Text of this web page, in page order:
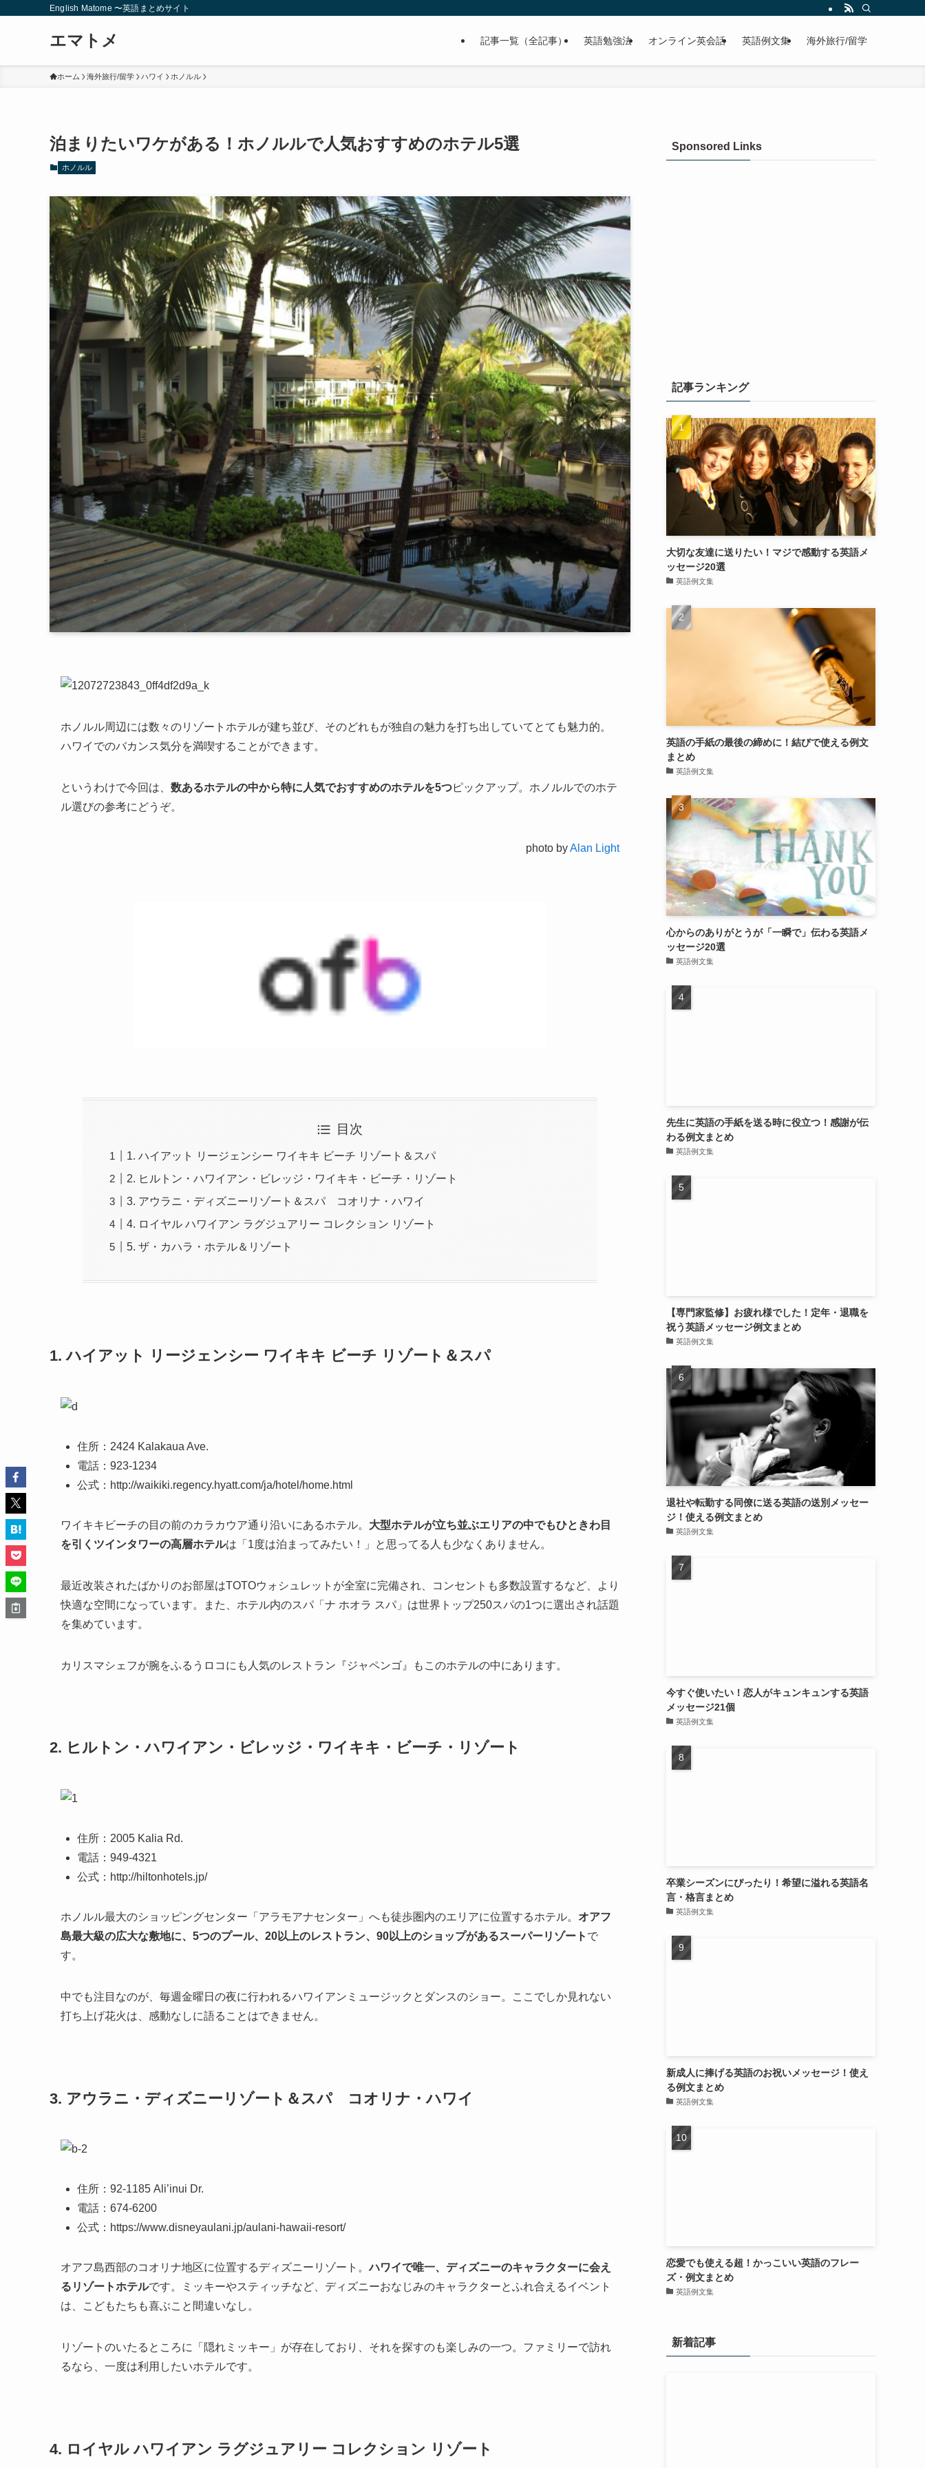
English Matome 〜英語まとめサイト
エマトメ 記事一覧（全記事） 英語勉強法 オンライン英会話 英語例文集 海外旅行/留学
ホーム 海外旅行/留学 ハワイ ホノルル
泊まりたいワケがある！ホノルルで人気おすすめのホテル5選
ホノルル
ホノルル周辺には数々のリゾートホテルが建ち並び、そのどれもが独自の魅力を打ち出していてとても魅力的。
ハワイでのバカンス気分を満喫することができます。
というわけで今回は、 数あるホテルの中から特に人気でおすすめのホテルを5つピックアップ。ホノルルでのホテ
ル選びの参考にどうぞ。
photo byAlan Light
目次
1. ハイアット リージェンシー ワイキキ ビーチ リゾート＆スパ
2. ヒルトン・ハワイアン・ビレッジ・ワイキキ・ビーチ・リゾート
3. アウラニ・ディズニーリゾート＆スパ コオリナ・ハワイ
4. ロイヤル ハワイアン ラグジュアリー コレクション リゾート
5. ザ・カハラ・ホテル＆リゾート
1. ハイアット リージェンシー ワイキキ ビーチ リゾート＆スパ
住所：2424 Kalakaua Ave.
電話：923-1234
公式：http://waikiki.regency.hyatt.com/ja/hotel/home.html
ワイキキビーチの目の前のカラカウア通り沿いにあるホテル。 大型ホテルが立ち並ぶエリアの中でもひときわ目
を引くツインタワーの高層ホテルは「1度は泊まってみたい！」と思ってる人も少なくありません。
最近改装されたばかりのお部屋はTOTOウォシュレットが全室に完備され、コンセントも多数設置するなど、より
快適な空間になっています。また、ホテル内のスパ「ナ ホオラ スパ」は世界トップ250スパの1つに選出され話題
を集めています。
カリスマシェフが腕をふるうロコにも人気のレストラン『ジャペンゴ』もこのホテルの中にあります。
2. ヒルトン・ハワイアン・ビレッジ・ワイキキ・ビーチ・リゾート
住所：2005 Kalia Rd.
電話：949-4321
公式：http://hiltonhotels.jp/
ホノルル最大のショッピングセンター「アラモアナセンター」へも徒歩圏内のエリアに位置するホテル。 オアフ
島最大級の広大な敷地に、5つのプール、20以上のレストラン、90以上のショップがあるスーパーリゾート で
す。
中でも注目なのが、毎週金曜日の夜に行われるハワイアンミュージックとダンスのショー。ここでしか見れない
打ち上げ花火は、感動なしに語ることはできません。
3. アウラニ・ディズニーリゾート＆スパ コオリナ・ハワイ
住所：92-1185 Ali’inui Dr.
電話：674-6200
公式：https://www.disneyaulani.jp/aulani-hawaii-resort/
オアフ島西部のコオリナ地区に位置するディズニーリゾート。ハワイで唯一、ディズニーのキャラクターに会え
るリゾートホテルです。ミッキーやスティッチなど、ディズニーおなじみのキャラクターとふれ合えるイベント
は、こどもたちも喜ぶこと間違いなし。
リゾートのいたるところに「隠れミッキー」が存在しており、それを探すのも楽しみの一つ。ファミリーで訪れ
るなら、一度は利用したいホテルです。
4. ロイヤル ハワイアン ラグジュアリー コレクション リゾート
Sponsored Links
記事ランキング
大切な友達に送りたい！マジで感動する英語メ
ッセージ20選
英語例文集
英語の手紙の最後の締めに！結びで使える例文
まとめ
英語例文集
心からのありがとうが「一瞬で」伝わる英語メ
ッセージ20選
英語例文集
先生に英語の手紙を送る時に役立つ！感謝が伝
わる例文まとめ
英語例文集
【専門家監修】お疲れ様でした！定年・退職を
祝う英語メッセージ例文まとめ
英語例文集
退社や転勤する同僚に送る英語の送別メッセー
ジ！使える例文まとめ
英語例文集
今すぐ使いたい！恋人がキュンキュンする英語
メッセージ21個
英語例文集
卒業シーズンにぴったり！希望に溢れる英語名
言・格言まとめ
英語例文集
新成人に捧げる英語のお祝いメッセージ！使え
る例文まとめ
英語例文集
恋愛でも使える超！かっこいい英語のフレー
ズ・例文まとめ
英語例文集
新着記事